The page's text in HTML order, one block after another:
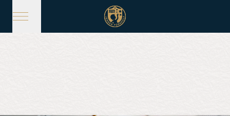
huvudinnehåll